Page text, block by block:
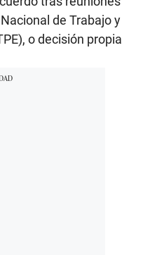
de Trabajo y
o decisión propia